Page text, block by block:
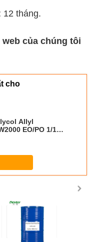
12 tháng.
của chúng tôi
cho
Allyl
EO/PO 1/1